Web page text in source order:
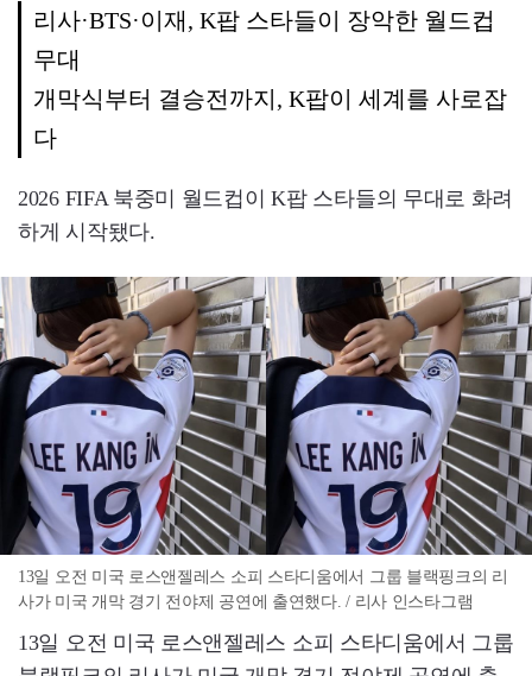
리사·BTS·이재, K팝 스타들이 장악한 월드컵
무대
개막식부터 결승전까지, K팝이 세계를 사로잡
다
2026 FIFA 북중미 월드컵이 K팝 스타들의 무대로 화려
하게 시작됐다.
13일 오전 미국 로스앤젤레스 소피 스타디움에서 그룹 블랙핑크의 리
사가 미국 개막 경기 전야제 공연에 출연했다. / 리사 인스타그램
13일 오전 미국 로스앤젤레스 소피 스타디움에서 그룹